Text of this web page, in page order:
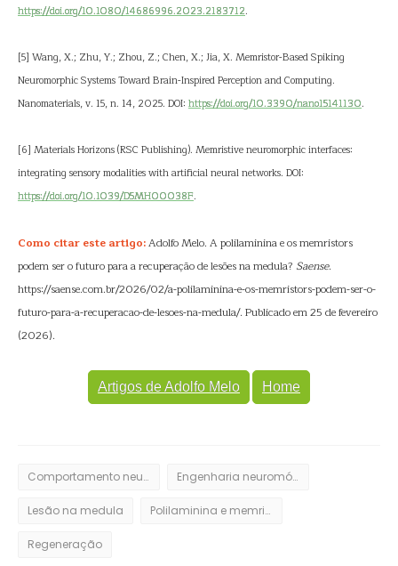
https://doi.org/10.1080/14686996.2023.2183712.
[5] Wang, X.; Zhu, Y.; Zhou, Z.; Chen, X.; Jia, X. Memristor-Based Spiking
Neuromorphic Systems Toward Brain-Inspired Perception and Computing.
Nanomaterials, v. 15, n. 14, 2025. DOI: https://doi.org/10.3390/nano15141130.
[6] Materials Horizons (RSC Publishing). Memristive neuromorphic interfaces:
integrating sensory modalities with artificial neural networks. DOI:
https://doi.org/10.1039/D5MH00038F.
Como citar este artigo:Adolfo Melo. A polilaminina e os memristors
podem ser o futuro para a recuperação de lesões na medula? Saense.
https://saense.com.br/2026/02/a-polilaminina-e-os-memristors-podem-ser-o-
futuro-para-a-recuperacao-de-lesoes-na-medula/. Publicado em 25 de fevereiro
(2026).
Artigos de Adolfo Melo Home
Comportamento neuromórfico Engenharia neuromórfica
Lesão na medula Polilaminina e memristors
Regeneração